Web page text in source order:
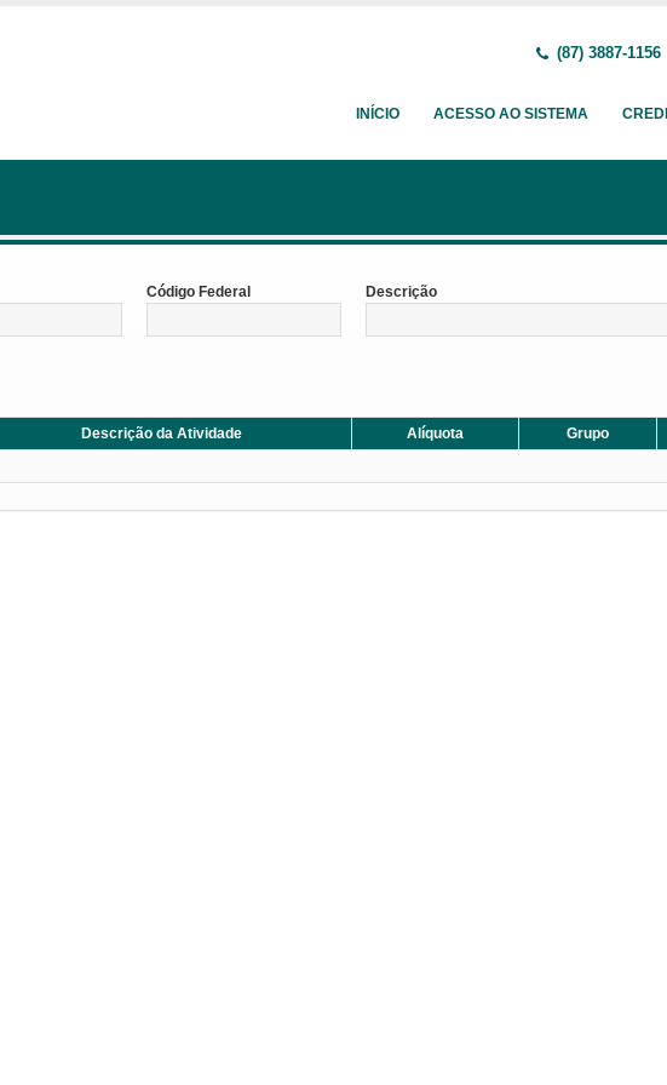
(87) 3887-1156
INÍCIO ACESSO AO SISTEMA
Código Federal Descrição
Descrição da Atividade Alíquota Grupo